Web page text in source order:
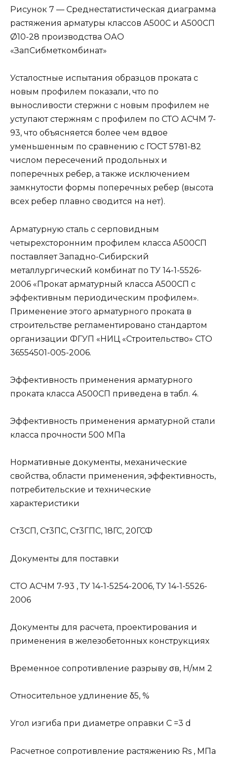
Рисунок 7 — Среднестатистическая диаграмма
растяжения арматуры классов А500С и А500СП
Ø10-28 производства ОАО
«ЗапСибметкомбинат»
Усталостные испытания образцов проката с
новым профилем показали, что по
выносливости стержни с новым профилем не
уступают стержням с профилем по СТО АСЧМ 7-
93, что объясняется более чем вдвое
уменьшенным по сравнению с ГОСТ 5781-82
числом пересечений продольных и
поперечных ребер, а также исключением
замкнутости формы поперечных ребер (высота
всех ребер плавно сводится на нет).
Арматурную сталь с серповидным
четырехсторонним профилем класса А500СП
поставляет Западно-Сибирский
металлургический комбинат по ТУ 14-1-5526-
2006 «Прокат арматурный класса А500СП с
эффективным периодическим профилем».
Применение этого арматурного проката в
строительстве регламентировано стандартом
организации ФГУП «НИЦ «Строительство» СТО
36554501-005-2006.
Эффективность применения арматурного
проката класса А500СП приведена в табл. 4.
Эффективность применения арматурной стали
класса прочности 500 МПа
Нормативные документы, механические
свойства, области применения, эффективность,
потребительские и технические
характеристики
Ст3СП, Ст3ПС, Ст3ГПС, 18ГС, 20ГСФ
Документы для поставки
СТО АСЧМ 7-93 , ТУ 14-1-5254-2006, ТУ 14-1-5526-
2006
Документы для расчета, проектирования и
применения в железобетонных конструкциях
Временное сопротивление разрыву σв, Н/мм 2
Относительное удлинение δ5, %
Угол изгиба при диаметре оправки C =3 d
Расчетное сопротивление растяжению Rs , МПа